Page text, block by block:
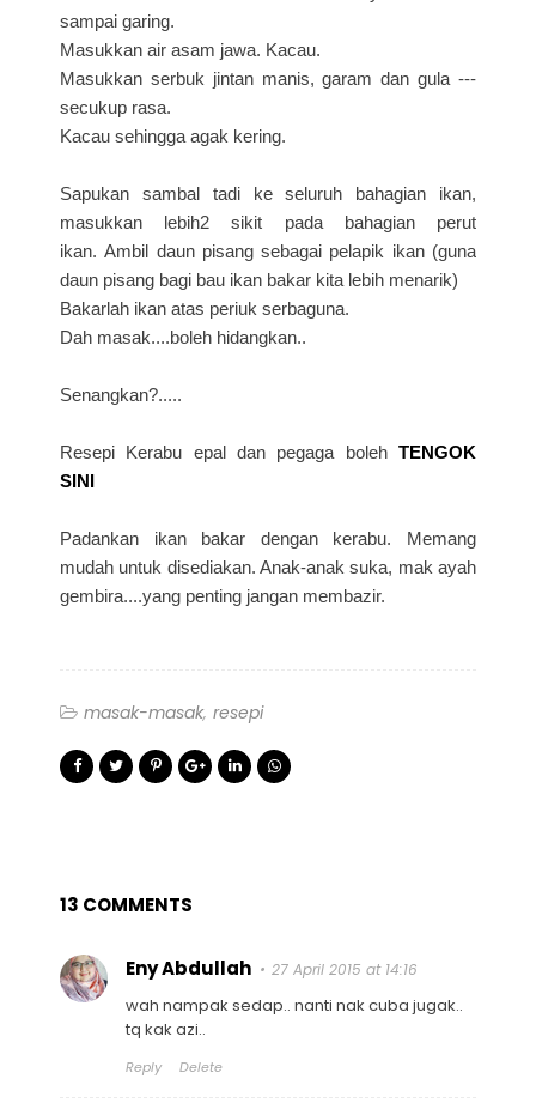
sampai garing.
Masukkan air asam jawa. Kacau.
Masukkan serbuk jintan manis, garam dan gula ---
secukup rasa.
Kacau sehingga agak kering.
Sapukan sambal tadi ke seluruh bahagian ikan,
masukkan lebih2 sikit pada bahagian perut
ikan.Ambil daun pisang sebagai pelapik ikan (guna
daun pisang bagi bau ikan bakar kita lebih menarik)
Bakarlah ikan atas periuk serbaguna.
Dah masak....boleh hidangkan..
Senangkan?.....
Resepi Kerabu epal dan pegaga boleh TENGOK
SINI
Padankan ikan bakar dengan kerabu. Memang
mudah untuk disediakan. Anak-anak suka, mak ayah
gembira....yang penting jangan membazir.
masak-masak resepi
13 COMMENTS
Eny Abdullah 27 April 2015 at 14:16
wah nampak sedap.. nanti nak cuba jugak..
tq kak azi..
Reply Delete